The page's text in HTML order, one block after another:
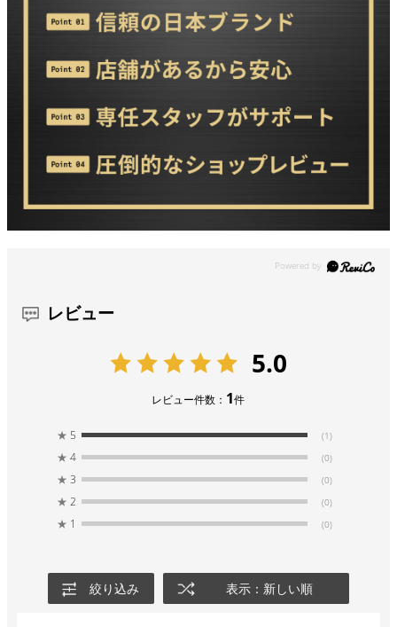
レビュー
5.0
レビュー件数： 1件
★ 5 (1)
★ 4 (0)
★ 3 (0)
★ 2 (0)
★ 1 (0)
絞り込み 表示：新しい順